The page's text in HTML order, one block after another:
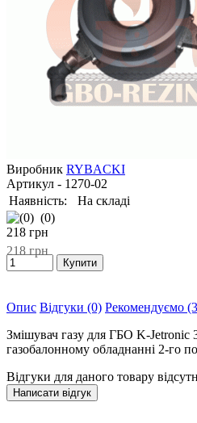
Виробник RYBACKI
Артикул - 1270-02
Наявність:
На складі
(0)
218 грн
218грн
Опис Відгуки (0) Рекомендуємо
Змішувач газу для ГБО K-Jetronic
газобалонному обладнанні 2-го
Відгуки для даного товару
Написати відгук